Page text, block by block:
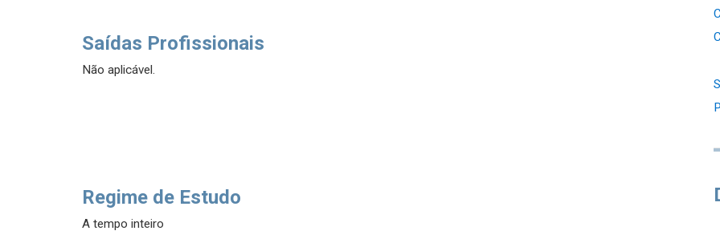
Saídas Profissionais
Não aplicável.
Regime de Estudo
A tempo inteiro